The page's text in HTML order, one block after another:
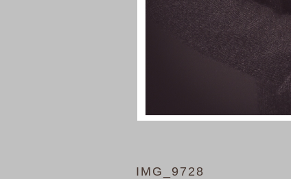
IMG_9728